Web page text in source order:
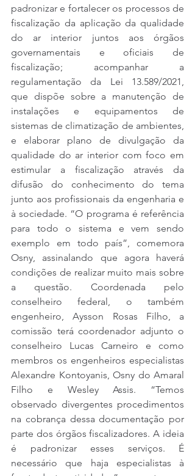
padronizar e fortalecer os processos de
fiscalização da aplicação da qualidade
do ar interior juntos aos órgãos
governamentais e oficiais de
fiscalização; acompanhar a
regulamentação da Lei 13.589/2021,
que dispõe sobre a manutenção de
instalações e equipamentos de
sistemas de climatização de ambientes,
e elaborar plano de divulgação da
qualidade do ar interior com foco em
estimular a fiscalização através da
difusão do conhecimento do tema
junto aos profissionais da engenharia e
à sociedade. “O programa é referência
para todo o sistema e vem sendo
exemplo em todo país”, comemora
Osny, assinalando que agora haverá
condições de realizar muito mais sobre
a questão. Coordenada pelo
conselheiro federal, o também
engenheiro, Aysson Rosas Filho, a
comissão terá coordenador adjunto o
conselheiro Lucas Carneiro e como
membros os engenheiros especialistas
Alexandre Kontoyanis, Osny do Amaral
Filho e Wesley Assis. “Temos
observado divergentes procedimentos
na cobrança dessa documentação por
parte dos órgãos fiscalizadores. A ideia
é padronizar esses serviços. É
necessário que haja especialistas à